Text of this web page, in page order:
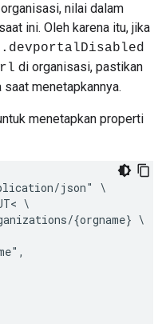
nilai dalam
ini. Oleh karena itu, jika
di organisasi, pastikan
menetapkannya.
menetapkan properti
json" \
\
{orgname} \